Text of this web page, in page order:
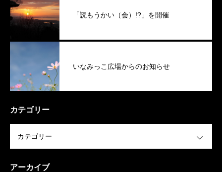
「読もうかい（会）!?」を開催
いなみっこ広場からのお知らせ
カテゴリー
アーカイブ